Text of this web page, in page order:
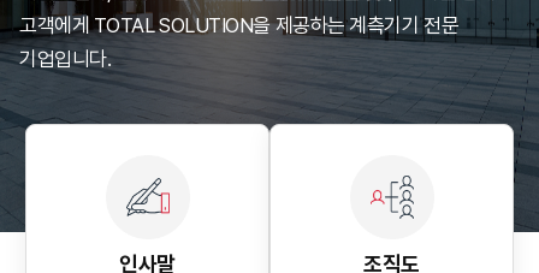
고객에게 TOTAL SOLUTION을 제공하는 계측기기 전문
기업입니다.
인사말 조직도